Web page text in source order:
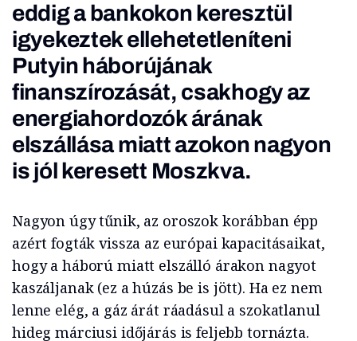
eddig a bankokon keresztül
igyekeztek ellehetetleníteni
Putyin háborújának
finanszírozását, csakhogy az
energiahordozók árának
elszállása miatt azokon nagyon
is jól keresett Moszkva.
Nagyon úgy tűnik, az oroszok korábban épp
azért fogták vissza az európai kapacitásaikat,
hogy a háború miatt elszálló árakon nagyot
kaszáljanak (ez a húzás be is jött). Ha ez nem
lenne elég, a gáz árát ráadásul a szokatlanul
hideg márciusi időjárás is feljebb tornázta.